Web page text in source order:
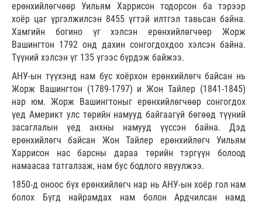
ерөнхийлөгчөөр Уильям Харрисон тодорсон ба тэрээр
хоёр цаг үргэлжилсэн 8455 үгтэй илтгэл тавьсан байна.
Хамгийн богино үг хэлсэн ерөнхийлөгчөөр Жорж
Вашингтон 1792 онд дахин сонгогдохдоо хэлсэн байна.
Түүний хэлсэн үг 135 үгээс бүрдэж байжээ.
АНУ-ын түүхэнд нам бус хоёрхон ерөнхийлөгч байсан нь
Жорж Вашингтон (1789-1797) и Жон Тайлер (1841-1845)
нар юм. Жорж Вашингтоныг ерөнхийлөгчөөр сонгогдох
үед Америкт улс төрийн намууд байгаагүй бөгөөд түүний
засаглалын үед анхны намууд үүссэн байна. Дэд
ерөнхийлөгч байсан Жон Тайлер ерөнхийлөгч Уильям
Харрисон нас барсны дараа төрийн тэргүүн болоод
намаасаа татгалзаж, нам бус бодлого явуулжээ.
1850-д оноос бүх ерөнхийлөгч нар нь АНУ-ын хоёр гол нам
болох Бүгд найрамдах нам болон Ардчилсан намд